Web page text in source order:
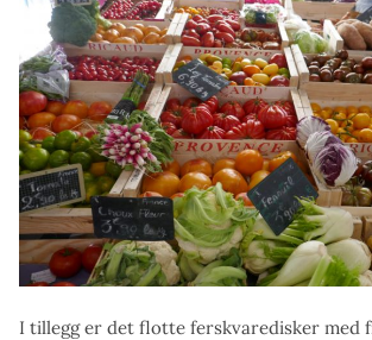
I tillegg er det flotte ferskvaredisker med